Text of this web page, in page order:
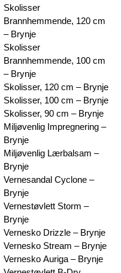
Skolisser
Brannhemmende, 120 cm
– Brynje
Skolisser
Brannhemmende, 100 cm
– Brynje
Skolisser, 120 cm – Brynje
Skolisser, 100 cm – Brynje
Skolisser, 90 cm – Brynje
Miljøvenlig Impregnering –
Brynje
Miljøvenlig Lærbalsam –
Brynje
Vernesandal Cyclone –
Brynje
Vernestøvlett Storm –
Brynje
Vernesko Drizzle – Brynje
Vernesko Stream – Brynje
Vernesko Auriga – Brynje